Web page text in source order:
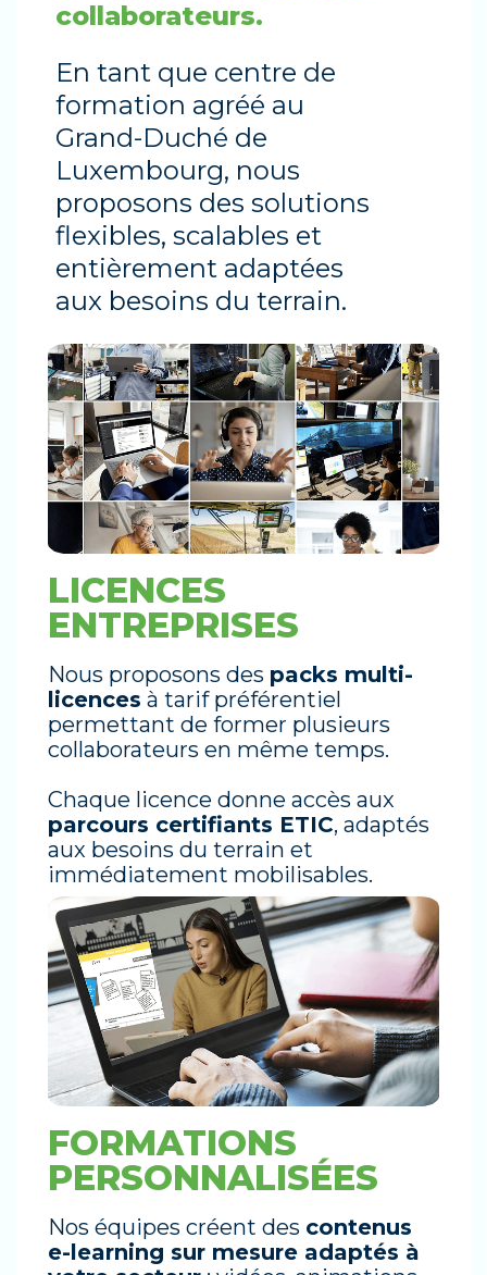
collaborateurs.
En tant que centre de
formation agréé au
Grand-Duché de
Luxembourg, nous
proposons des solutions
flexibles, scalables et
entièrement adaptées
aux besoins du terrain.
LICENCES
ENTREPRISES
Nous proposons des packs multi-
licences à tarif préférentiel
permettant de former plusieurs
collaborateurs en même temps.
Chaque licence donne accès aux
parcours certifiants ETIC, adaptés
aux besoins du terrain et
immédiatement mobilisables.
FORMATIONS
PERSONNALISÉES
Nos équipes créent des contenus
e-learning sur mesure adaptés à